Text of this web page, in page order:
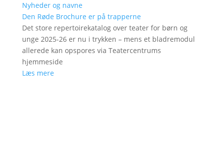
Nyheder og navne
Den Røde Brochure er på trapperne
Det store repertoirekatalog over teater for børn og
unge 2025-26 er nu i trykken – mens et bladremodul
allerede kan opspores via Teatercentrums
hjemmeside
Læs mere